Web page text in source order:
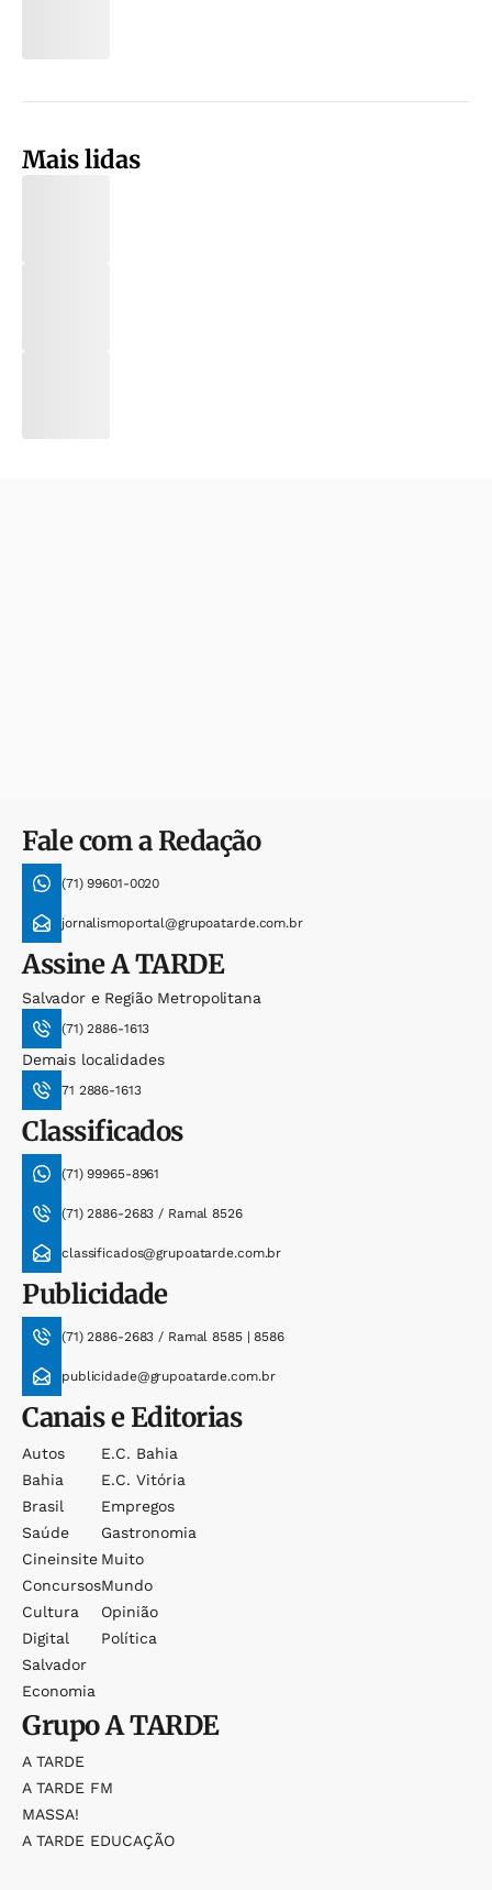
Mais lidas
Fale com a Redação
(71) 99601-0020
jornalismoportal@grupoatarde.com.br
AssineA TARDE
Salvador e Região Metropolitana
(71) 2886-1613
Demais localidades
71 2886-1613
Classificados
(71) 99965-8961
(71) 2886-2683 / Ramal 8526
classificados@grupoatarde.com.br
Publicidade
(71) 2886-2683 / Ramal 8585 | 8586
publicidade@grupoatarde.com.br
Canais e Editorias
Autos
Bahia
Brasil
Saúde
Cineinsite
Concursos
Cultura
Digital
Salvador
Economia
E.c. Bahia
E.c. Vitória
Empregos
Gastronomia
Muito
Mundo
Opinião
Política
GrupoA TARDE
A TARDE
A TARDE FM
MASSA!
A TARDE EDUCAÇÃO